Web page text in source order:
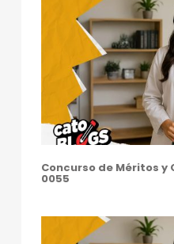
Concurso de Méritos y
0055